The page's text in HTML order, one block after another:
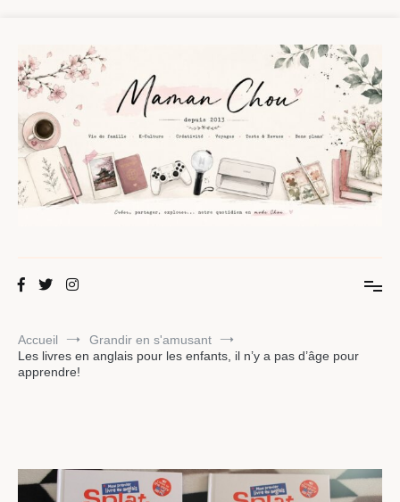
contenu
Maman Chou
Accueil
Grandir en s'amusant
Les livres en anglais pour les enfants, il n’y a pas d’âge pour
apprendre!